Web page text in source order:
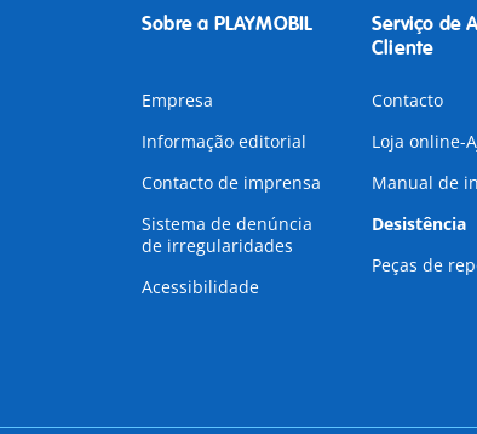
Sobre a PLAYMOBIL
Empresa
Informação editorial
Contacto de imprensa
Sistema de denúncia
de irregularidades
Acessibilidade
Serviço de
Cliente
Contacto
Loja online-
Manual de
Desistência
Peças de